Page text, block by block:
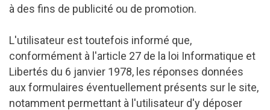
à des fins de publicité ou de promotion.
L'utilisateur est toutefois informé que,
conformément à l'article 27 de la loi Informatique et
Libertés du 6 janvier 1978, les réponses données
aux formulaires éventuellement présents sur le site,
notamment permettant à l'utilisateur d'y déposer